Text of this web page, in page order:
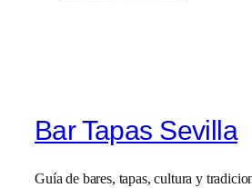
Bar Tapas Sevilla
Guía de bares, tapas, cultura y